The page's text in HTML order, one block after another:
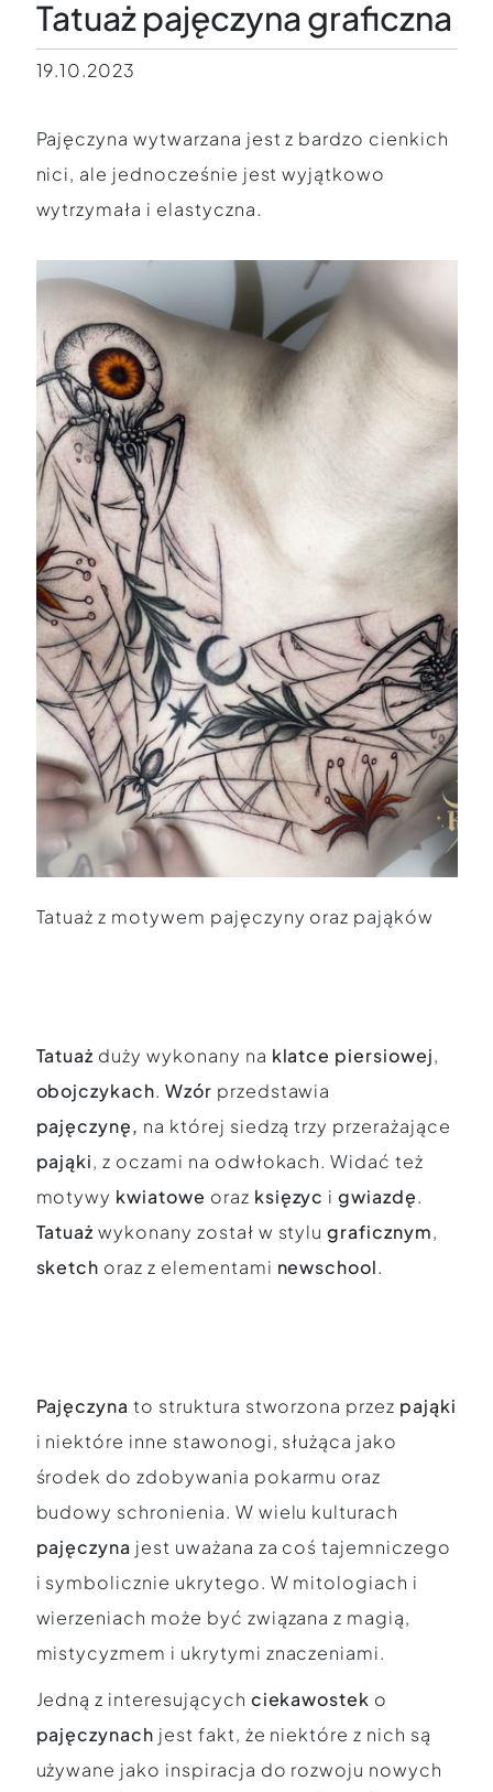
Tatuaż pajęczyna graficzna
19.10.2023
Pajęczyna wytwarzana jest z bardzo cienkich
nici, ale jednocześnie jest wyjątkowo
wytrzymała i elastyczna.
Tatuaż z motywem pajęczyny oraz pająków
Tatuaż duży wykonany na klatce piersiowej,
obojczykach. Wzór przedstawia
pajęczynę, na której siedzą trzy przerażające
pająki, z oczami na odwłokach. Widać też
motywy kwiatowe oraz księzyc igwiazdę.
Tatuażwykonany został w stylugraficznym,
sketch oraz z elementami newschool.
Pajęczynato struktura stworzona przez pająki
i niektóre inne stawonogi, służąca jako
środek do zdobywania pokarmu oraz
budowy schronienia. W wielu kulturach
pajęczyna jest uważana za coś tajemniczego
i symbolicznie ukrytego. W mitologiach i
wierzeniach może być związana z magią,
mistycyzmem i ukrytymi znaczeniami.
Jedną z interesujących ciekawostek o
pajęczynach jest fakt, że niektóre z nich są
używane jako inspiracja do rozwoju nowych